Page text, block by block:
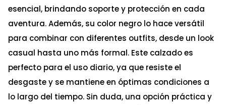
esencial, brindando soporte y protección en cada
aventura. Además, su color negro lo hace versátil
para combinar con diferentes outfits, desde un look
casual hasta uno más formal. Este calzado es
perfecto para el uso diario, ya que resiste el
desgaste y se mantiene en óptimas condiciones a
lo largo del tiempo. Sin duda, una opción práctica y